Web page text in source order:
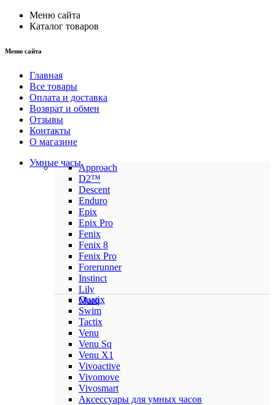
Меню сайта
Каталог товаров
Меню сайта
Главная
Все товары
Оплата и доставка
Возврат и обмен
Отзывы
Контакты
О магазине
Умные часыApproach
D2™
Descent
Enduro
Epix
Epix Pro
Fenix
Fenix 8
Fenix Pro
Forerunner
Instinct
Lily
Marq
Quatix
Swim
Tactix
Venu
Venu Sq
Venu X1
Vivoactive
Vivomove
Vivosmart
Аксессуары для умных часов